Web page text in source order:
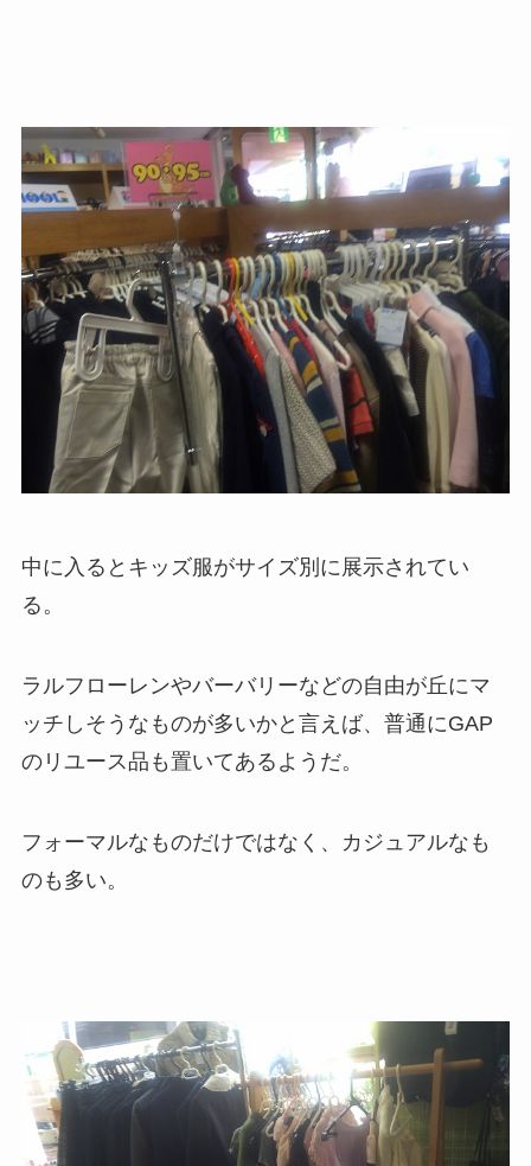
中に入るとキッズ服がサイズ別に展示されてい
る。
ラルフローレンやバーバリーなどの自由が丘にマ
ッチしそうなものが多いかと言えば、普通にGAP
のリユース品も置いてあるようだ。
フォーマルなものだけではなく、カジュアルなも
のも多い。